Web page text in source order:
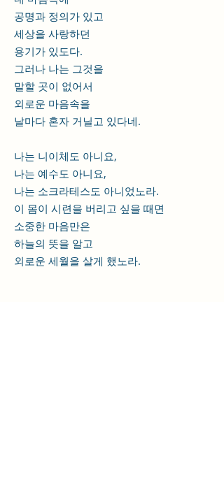
공명과 정의가 있고
세상을 사랑하던
용기가 있도다.
그러나 나는 그것을
말할 곳이 없어서
외로운 마음속을
날마다 혼자 거닐고 있다네.
나는 니이체도 아니요,
나는 예수도 아니요,
나는 소크라테스도 아니었노라.
이 몸이 시련을 버리고 싶을 때면
소중한 마음만은
하늘의 뜻을 알고
외로운 세월을 살게 했노라.